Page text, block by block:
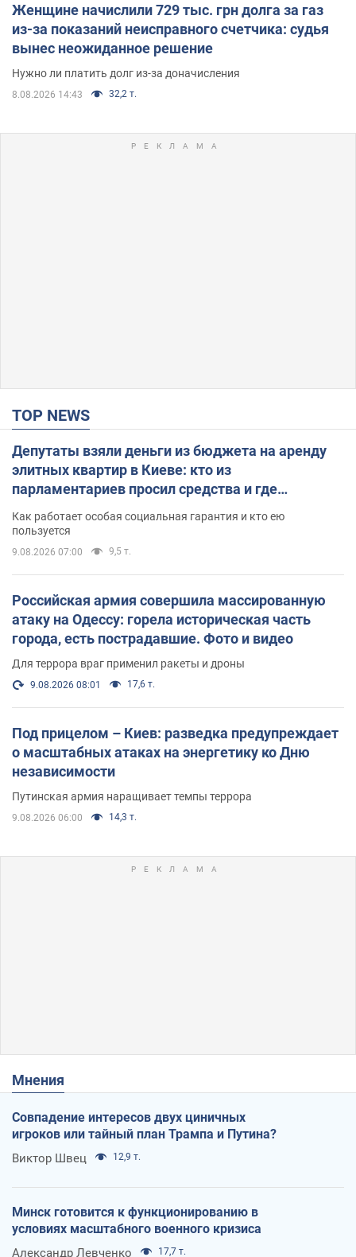
Женщине начислили 729 тыс. грн долга за газ
из-за показаний неисправного счетчика: судья
вынес неожиданное решение
Нужно ли платить долг из-за доначисления
8.08.2026 14:43 32,2 т.
TOP NEWS
Депутаты взяли деньги из бюджета на аренду
элитных квартир в Киеве: кто из
парламентариев просил средства и где
поселился
Как работает особая социальная гарантия и кто ею
пользуется
9.08.2026 07:00 9,5 т.
Российская армия совершила массированную
атаку на Одессу: горела историческая часть
города, есть пострадавшие. Фото и видео
Для террора враг применил ракеты и дроны
9.08.2026 08:01 17,6 т.
Под прицелом – Киев: разведка предупреждает
о масштабных атаках на энергетику ко Дню
независимости
Путинская армия наращивает темпы террора
9.08.2026 06:00 14,3 т.
Мнения
Совпадение интересов двух циничных
игроков или тайный план Трампа и Путина?
Виктор Швец 12,9 т.
Минск готовится к функционированию в
условиях масштабного военного кризиса
Александр Левченко 17,7 т.